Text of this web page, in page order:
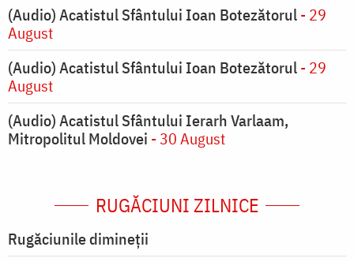
(Audio) Acatistul Sfântului Ioan Botezătorul- 29
August
(Audio) Acatistul Sfântului Ioan Botezătorul- 29
August
(Audio) Acatistul Sfântului Ierarh Varlaam,
Mitropolitul Moldovei - 30 August
RUGĂCIUNI ZILNICE
Rugăciunile dimineții